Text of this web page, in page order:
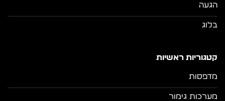
הגעה
בלוג
קטגוריות ראשיות
מדפסות
מערכות גימור